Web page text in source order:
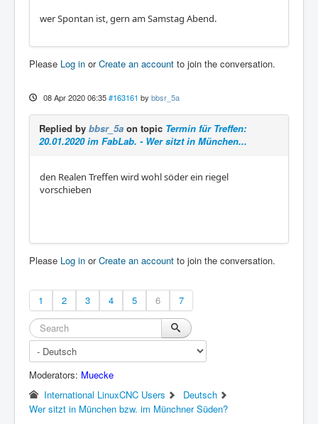
wer Spontan ist, gern am Samstag Abend.
Please Log in orCreate an account to join the conversation.
08 Apr 2020 06:35 #163161 by bbsr_5a
Replied by bbsr_5a on topic Termin für Treffen:
20.01.2020 im FabLab. - Wer sitzt in München...
den Realen Treffen wird wohl söder ein riegel
vorschieben
Please Log in orCreate an account to join the conversation.
1 2 3 4 5 6 7
Moderators: Muecke
International LinuxCNC Users
Deutsch
Wer sitzt in München bzw. im Münchner Süden?